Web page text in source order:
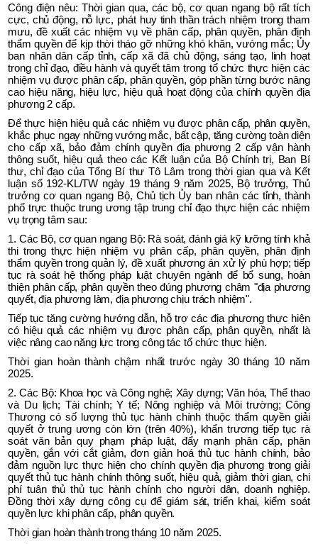
Công điện nêu: Thời gian qua, các bộ, cơ quan ngang bộ rất tích
cực, chủ động, nỗ lực, phát huy tinh thần trách nhiệm trong tham
mưu, đề xuất các nhiệm vụ về phân cấp, phân quyền, phân định
thẩm quyền để kịp thời tháo gỡ những khó khăn, vướng mắc; Ủy
ban nhân dân cấp tỉnh, cấp xã đã chủ động, sáng tạo, linh hoạt
trong chỉ đạo, điều hành và quyết tâm trong tổ chức thực hiện các
nhiệm vụ được phân cấp, phân quyền, góp phần từng bước nâng
cao hiệu năng, hiệu lực, hiệu quả hoạt động của chính quyền địa
phương 2 cấp.
Để thực hiện hiệu quả các nhiệm vụ được phân cấp, phân quyền,
khắc phục ngay những vướng mắc, bất cập, tăng cường toàn diện
cho cấp xã, bảo đảm chính quyền địa phương 2 cấp vận hành
thông suốt, hiệu quả theo các Kết luận của Bộ Chính trị, Ban Bí
thư, chỉ đạo của Tổng Bí thư Tô Lâm trong thời gian qua và Kết
luận số 192-KL/TW ngày 19 tháng 9 năm 2025, Bộ trưởng, Thủ
trưởng cơ quan ngang Bộ, Chủ tịch Ủy ban nhân các tỉnh, thành
phố trực thuộc trung ương tập trung chỉ đạo thực hiện các nhiệm
vụ trọng tâm sau:
1. Các Bộ, cơ quan ngang Bộ: Rà soát, đánh giá kỹ lưỡng tính khả
thi trong thực hiện nhiệm vụ phân cấp, phân quyền, phân định
thẩm quyền trong quản lý, đề xuất phương án xử lý phù hợp; tiếp
tục rà soát hệ thống pháp luật chuyên ngành để bổ sung, hoàn
thiện phân cấp, phân quyền theo đúng phương châm "địa phương
quyết, địa phương làm, địa phương chịu trách nhiệm".
Tiếp tục tăng cường hướng dẫn, hỗ trợ các địa phương thực hiện
có hiệu quả các nhiệm vụ được phân cấp, phân quyền, nhất là
việc nâng cao năng lực trong công tác tổ chức thực hiện.
Thời gian hoàn thành chậm nhất trước ngày 30 tháng 10 năm
2025.
2. Các Bộ: Khoa học và Công nghệ; Xây dựng; Văn hóa, Thể thao
và Du lịch; Tài chính; Y tế; Nông nghiệp và Môi trường; Công
Thương có số lượng thủ tục hành chính thuộc thẩm quyền giải
quyết ở trung ương còn lớn (trên 40%), khẩn trương tiếp tục rà
soát văn bản quy phạm pháp luật, đẩy mạnh phân cấp, phân
quyền, gắn với cắt giảm, đơn giản hoá thủ tục hành chính, bảo
đảm nguồn lực thực hiện cho chính quyền địa phương trong giải
quyết thủ tục hành chính thông suốt, hiệu quả, giảm thời gian, chi
phí tuân thủ thủ tục hành chính cho người dân, doanh nghiệp.
Đồng thời xây dựng công cụ để giám sát, triển khai, kiểm soát
quyền lực khi phân cấp, phân quyền.
Thời gian hoàn thành trong tháng 10 năm 2025.